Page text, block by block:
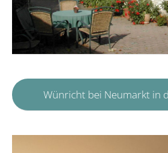
Wünricht bei Neumarkt in